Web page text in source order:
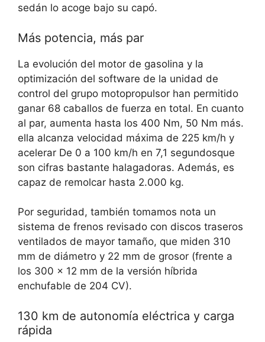
sedán lo acoge bajo su capó.
Más potencia, más par
La evolución del motor de gasolina y la
optimización del software de la unidad de
control del grupo motopropulsor han permitido
ganar 68 caballos de fuerza en total. En cuanto
al par, aumenta hasta los 400 Nm, 50 Nm más.
ella alcanza velocidad máxima de 225 km/h y
acelerar De 0 a 100 km/h en 7,1 segundosque
son cifras bastante halagadoras. Además, es
capaz de remolcar hasta 2.000 kg.
Por seguridad, también tomamos nota un
sistema de frenos revisado con discos traseros
ventilados de mayor tamaño, que miden 310
mm de diámetro y 22 mm de grosor (frente a
los 300 × 12 mm de la versión híbrida
enchufable de 204 CV).
130 km de autonomía eléctrica y carga
rápida